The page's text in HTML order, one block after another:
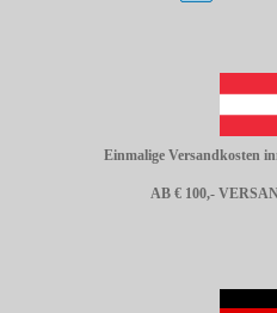
Einmalige Versandkosten
AB € 100,-